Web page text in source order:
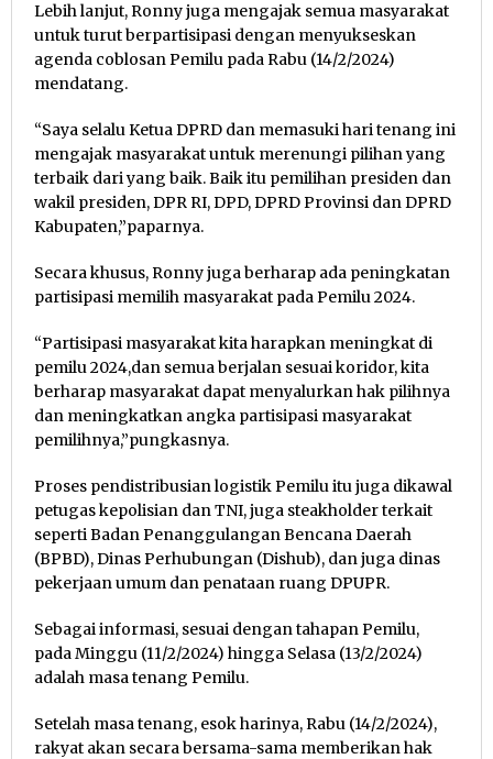
Lebih lanjut, Ronny juga mengajak semua masyarakat
untuk turut berpartisipasi dengan menyukseskan
agenda coblosan Pemilu pada Rabu (14/2/2024)
mendatang.
“Saya selalu Ketua DPRD dan memasuki hari tenang ini
mengajak masyarakat untuk merenungi pilihan yang
terbaik dari yang baik. Baik itu pemilihan presiden dan
wakil presiden, DPR RI, DPD, DPRD Provinsi dan DPRD
Kabupaten,”paparnya.
Secara khusus, Ronny juga berharap ada peningkatan
partisipasi memilih masyarakat pada Pemilu 2024.
“Partisipasi masyarakat kita harapkan meningkat di
pemilu 2024,dan semua berjalan sesuai koridor, kita
berharap masyarakat dapat menyalurkan hak pilihnya
dan meningkatkan angka partisipasi masyarakat
pemilihnya,”pungkasnya.
Proses pendistribusian logistik Pemilu itu juga dikawal
petugas kepolisian dan TNI, juga steakholder terkait
seperti Badan Penanggulangan Bencana Daerah
(BPBD), Dinas Perhubungan (Dishub), dan juga dinas
pekerjaan umum dan penataan ruang DPUPR.
Sebagai informasi, sesuai dengan tahapan Pemilu,
pada Minggu (11/2/2024) hingga Selasa (13/2/2024)
adalah masa tenang Pemilu.
Setelah masa tenang, esok harinya, Rabu (14/2/2024),
rakyat akan secara bersama-sama memberikan hak